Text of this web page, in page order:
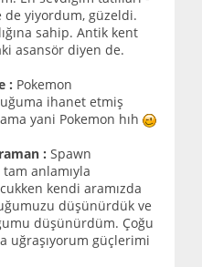
yiyordum, güzeldi.
sahip. Antik kent
asansör diyen de.
: Pokemon
ihanet etmiş
yani Pokemon hıh
: Spawn
anlamıyla
kendi aramızda
düşünürdük ve
düşünürdüm. Çoğu
uğraşıyorum güçlerimi